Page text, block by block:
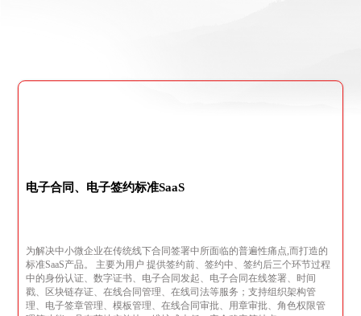
电子合同、电子签约标准SaaS
为解决中小微企业在传统线下合同签署中所面临的普遍性痛点,而打造的
标准SaaS产品。 主要为用户 提供签约前、签约中、签约后三个环节过程
中的身份认证、数字证书、电子合同发起、电子合同在线签署、时间
戳、区块链存证、在线合同管理、在线司法等服务；支持组织架构管
理、电子签章管理、模板管理、在线合同审批、用章审批、角色权限管